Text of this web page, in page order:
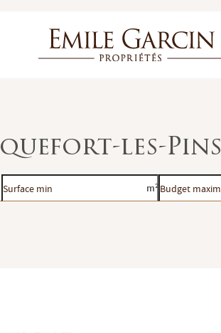
les-Pins
Surface
min
m²Budget
maximum